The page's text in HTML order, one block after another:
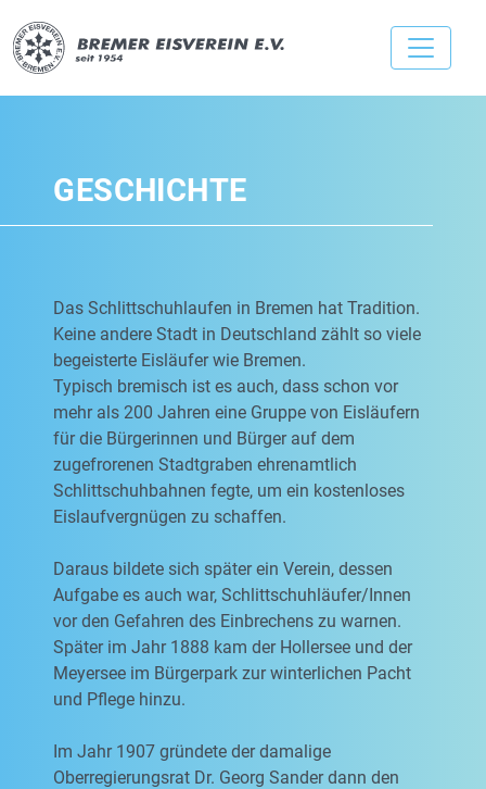
GESCHICHTE
Das Schlittschuhlaufen in Bremen hat Tradition.
Keine andere Stadt in Deutschland zählt so viele
begeisterte Eisläufer wie Bremen.
Typisch bremisch ist es auch, dass schon vor
mehr als 200 Jahren eine Gruppe von Eisläufern
für die Bürgerinnen und Bürger auf dem
zugefrorenen Stadtgraben ehrenamtlich
Schlittschuhbahnen fegte, um ein kostenloses
Eislaufvergnügen zu schaffen.
Daraus bildete sich später ein Verein, dessen
Aufgabe es auch war, Schlittschuhläufer/Innen
vor den Gefahren des Einbrechens zu warnen.
Später im Jahr 1888 kam der Hollersee und der
Meyersee im Bürgerpark zur winterlichen Pacht
und Pflege hinzu.
Im Jahr 1907 gründete der damalige
Oberregierungsrat Dr. Georg Sander dann den